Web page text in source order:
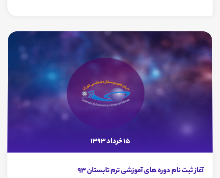
15 خرداد 1393
آغاز ثبت نام دوره های آموزشی ترم تابستان 93